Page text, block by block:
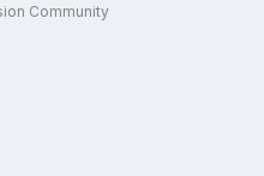
Community